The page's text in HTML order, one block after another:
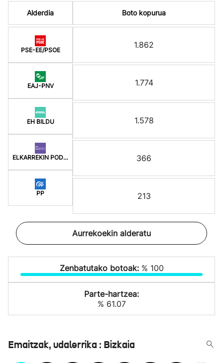
Alderdia
PSE-EE/PSOE
EAJ-PNV
EH BILDU
ELKARREKIN PODEMOS-E
PP
Boto kopurua
1.862
1.774
1.578
366
213
Aurrekoekin alderatu
Zenbatutako botoak: % 100
Parte-hartzea:
% 61.07
Emaitzak, udalerrika : Bizkaia